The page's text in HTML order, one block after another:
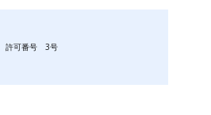
許可番号 3号